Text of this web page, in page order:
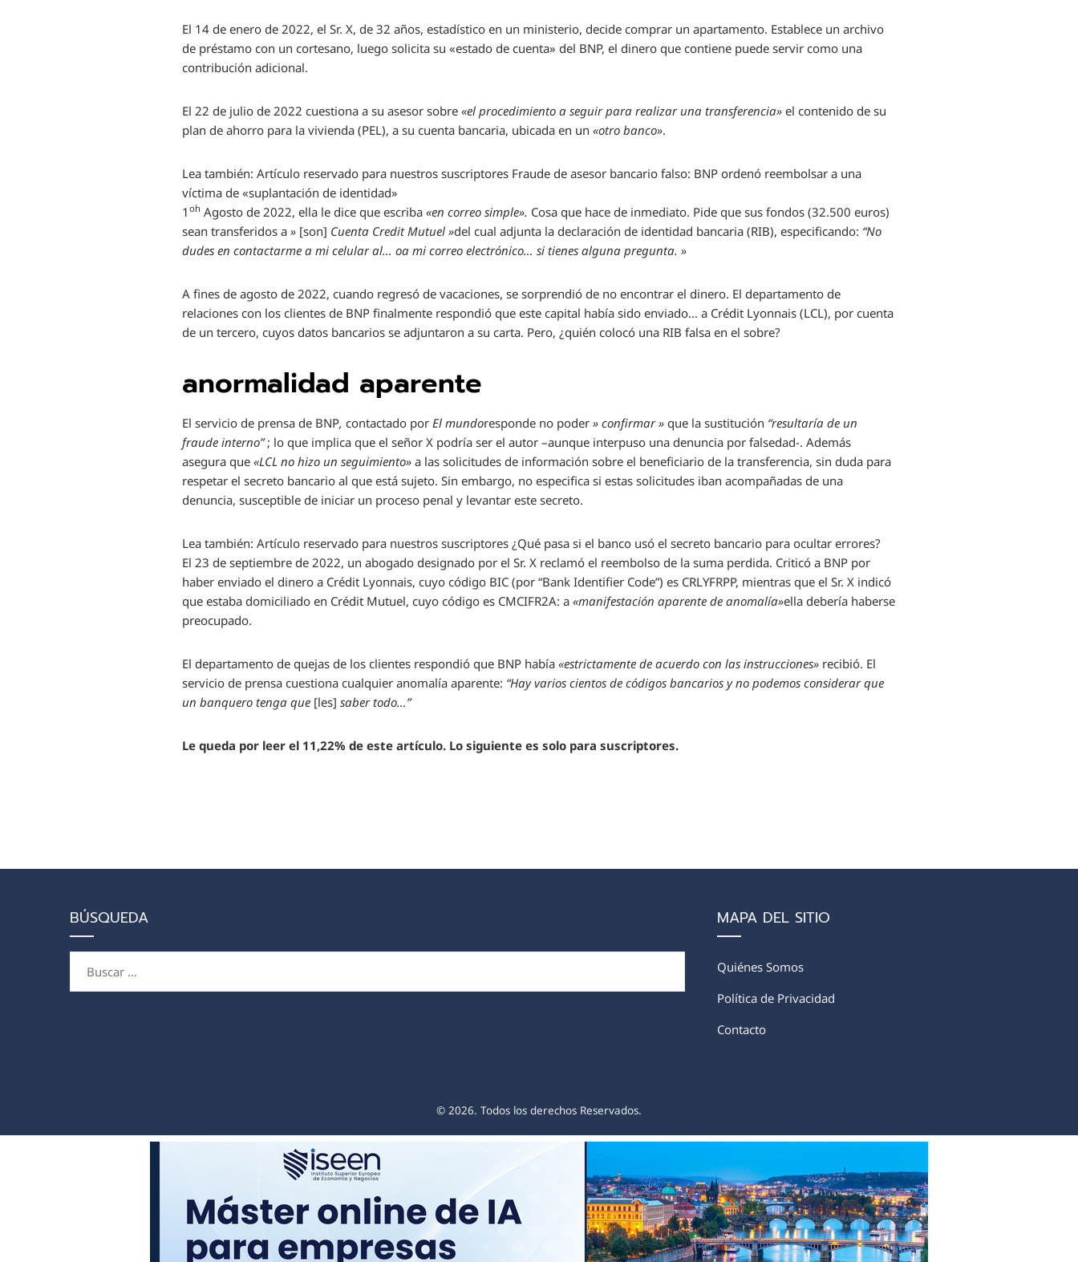
El 14 de enero de 2022, el Sr. X, de 32 años, estadístico en un ministerio, decide comprar un apartamento. Establece un archivo
de préstamo con un cortesano, luego solicita su «estado de cuenta» del BNP, el dinero que contiene puede servir como una
contribución adicional.
El 22 de julio de 2022 cuestiona a su asesor sobre «el procedimiento a seguir para realizar una transferencia» el contenido de su
plan de ahorro para la vivienda (PEL), a su cuenta bancaria, ubicada en un«otro banco».
Lea también: Artículo reservado para nuestros suscriptores Fraude de asesor bancario falso: BNP ordenó reembolsar a una
víctima de «suplantación de identidad»
1oh Agosto de 2022, ella le dice que escriba«en correo simple». Cosa que hace de inmediato. Pide que sus fondos (32.500 euros)
sean transferidos a » [son] Cuenta Credit Mutuel »del cual adjunta la declaración de identidad bancaria (RIB), especificando: “No
dudes en contactarme a mi celular al… oa mi correo electrónico… si tienes alguna pregunta. »
A fines de agosto de 2022, cuando regresó de vacaciones, se sorprendió de no encontrar el dinero. El departamento de
relaciones con los clientes de BNP finalmente respondió que este capital había sido enviado… a Crédit Lyonnais (LCL), por cuenta
de un tercero, cuyos datos bancarios se adjuntaron a su carta. Pero, ¿quién colocó una RIB falsa en el sobre?
anormalidad aparente
El servicio de prensa de BNP, contactado por El mundoresponde no poder » confirmar »que la sustitución “resultaría de un
fraude interno”; lo que implica que el señor X podría ser el autor –aunque interpuso una denuncia por falsedad-. Además
asegura que «LCL no hizo un seguimiento» a las solicitudes de información sobre el beneficiario de la transferencia, sin duda para
respetar el secreto bancario al que está sujeto. Sin embargo, no especifica si estas solicitudes iban acompañadas de una
denuncia, susceptible de iniciar un proceso penal y levantar este secreto.
Lea también: Artículo reservado para nuestros suscriptores ¿Qué pasa si el banco usó el secreto bancario para ocultar errores?
El 23 de septiembre de 2022, un abogado designado por el Sr. X reclamó el reembolso de la suma perdida. Criticó a BNP por
haber enviado el dinero a Crédit Lyonnais, cuyo código BIC (por “Bank Identifier Code”) es CRLYFRPP, mientras que el Sr. X indicó
que estaba domiciliado en Crédit Mutuel, cuyo código es CMCIFR2A: a«manifestación aparente de anomalía»ella debería haberse
preocupado.
El departamento de quejas de los clientes respondió que BNP había«estrictamente de acuerdo con las instrucciones» recibió. El
servicio de prensa cuestiona cualquier anomalía aparente: “Hay varios cientos de códigos bancarios y no podemos considerar que
un banquero tenga que [les] saber todo…”
Le queda por leer el 11,22% de este artículo. Lo siguiente es solo para suscriptores.
BÚSQUEDA MAPA DEL SITIO
Quiénes Somos
Política de Privacidad
Contacto
© 2026. Todos los derechos Reservados.